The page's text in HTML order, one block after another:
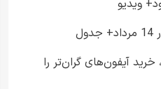
ویدیو
آیفون‌های گران‌تر را